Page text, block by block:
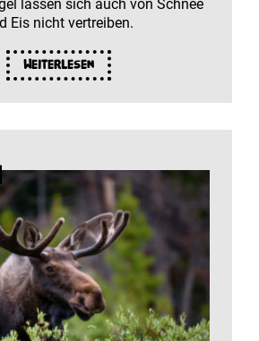
lassen sich auch von Schnee
Eis nicht vertreiben.
Weiterlesen